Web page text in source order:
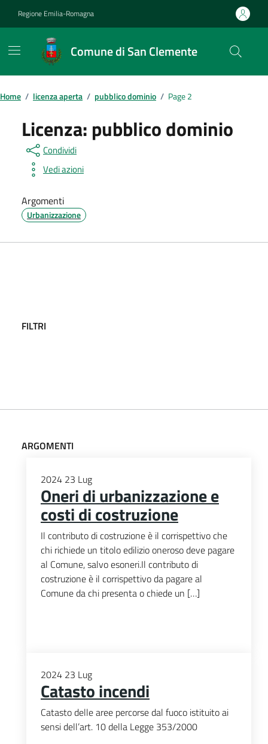
Regione Emilia-Romagna
Comune di San Clemente
Contenuti in evidenza
Home / licenza aperta / pubblico dominio / Page 2
Licenza: pubblico dominio
Condividi
Vedi azioni
Argomenti
Urbanizzazione
FILTRI
ARGOMENTI
2024 23 Lug
Oneri di urbanizzazione e
costi di costruzione
Il contributo di costruzione è il corrispettivo che
chi richiede un titolo edilizio oneroso deve pagare
al Comune, salvo esoneri.Il contributo di
costruzione è il corrispettivo da pagare al
Comune da chi presenta o chiede un […]
2024 23 Lug
Catasto incendi
Catasto delle aree percorse dal fuoco istituito ai
sensi dell’art. 10 della Legge 353/2000